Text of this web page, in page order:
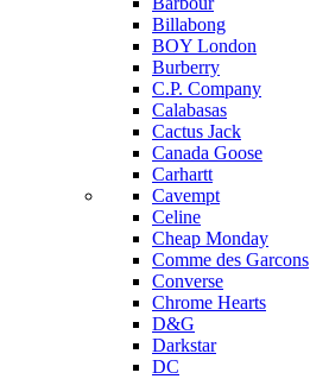
Billabong
BOY London
Burberry
C.P. Company
Calabasas
Cactus Jack
Canada Goose
Carhartt
Cavempt
Celine
Cheap Monday
Comme des Garcons
Converse
Chrome Hearts
D&G
Darkstar
DC